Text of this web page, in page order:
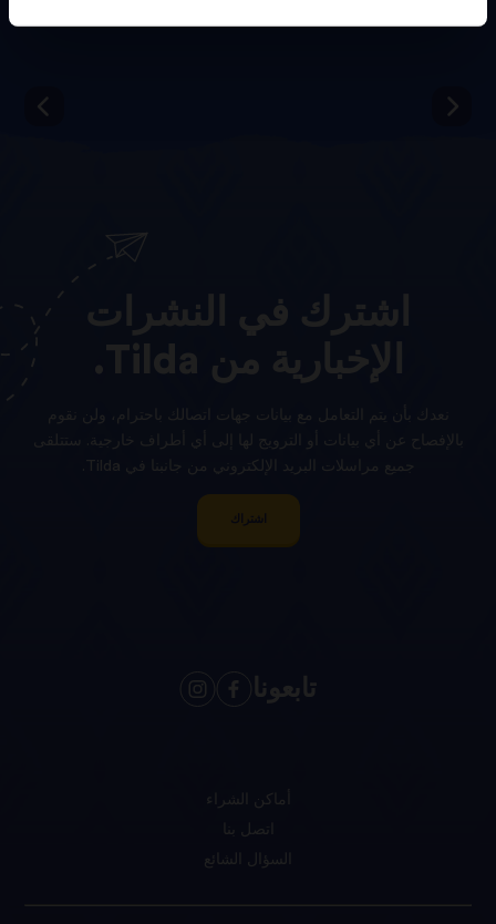
اشترك في
النشرات
الإخبارية
من Tilda.
نعدك بأن يتم التعامل مع بيانات جهات اتصالك باحترام، ولن نقوم
بالإفصاح عن أي بيانات أو الترويج لها إلى أي أطراف خارجية. ستتلقى
جميع مراسلات البريد الإلكتروني من جانبنا في Tilda.
اشتراك
تابعونا
أماكن الشراء
اتصل بنا
السؤال الشائع